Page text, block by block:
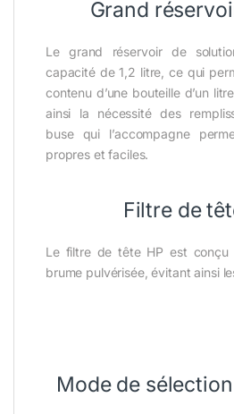
Grand
Le grand réservoir de
capacité de 1,2 litre, ce qui
contenu d’une bouteille d’un
ainsi la nécessité des
buse qui l’accompagne
propres et faciles.
Filtre de
Le filtre de tête HP est conçu
brume pulvérisée, évitant ainsi
Mode de